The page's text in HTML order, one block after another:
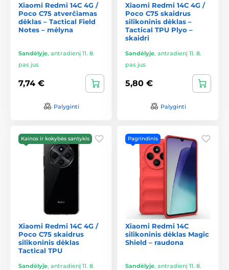
Xiaomi Redmi 14C 4G /
Poco C75 atverčiamas
dėklas – Tactical Field
Notes – mėlyna
Sandėlyje, antradienį 11. 8.
pas jus
7,74 €
Palyginti
Xiaomi Redmi 14C 4G /
Poco C75 skaidrus
silikoninis dėklas –
Tactical TPU Plyo –
skaidri
Sandėlyje, antradienį 11. 8.
pas jus
5,80 €
Palyginti
Kainos ir kokybės santykis
Xiaomi Redmi 14C 4G /
Poco C75 skaidrus
silikoninis dėklas
Tactical TPU
Sandėlyje, antradienį 11. 8.
Pagrindinis
Xiaomi Redmi 14C
silikoninis dėklas Magic
Shield – raudona
Sandėlyje, antradienį 11. 8.